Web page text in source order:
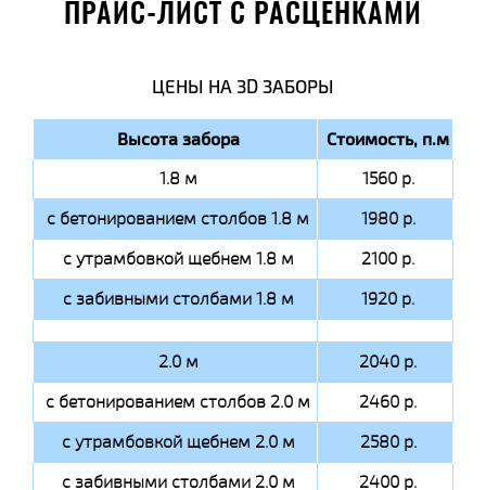
ПРАЙС-ЛИСТ С РАСЦЕНКАМИ
ЦЕНЫ НА 3D ЗАБОРЫ
Высота забора Стоимость, п.м
1.8 м
1560 р.
с бетонированием столбов 1.8 м
1980 р.
с утрамбовкой щебнем 1.8 м
2100 р.
с забивными столбами 1.8 м
1920 р.
2.0 м
2040 р.
с бетонированием столбов 2.0 м
2460 р.
с утрамбовкой щебнем 2.0 м
2580 р.
с забивными столбами 2.0 м
2400 р.